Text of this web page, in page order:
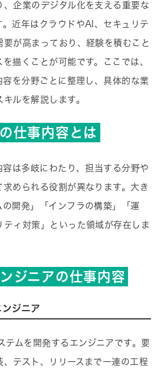
、企業のデジタル化を支える重要な
。近年はクラウドやAI、セキュリテ
要が高まっており、経験を積むこと
描くことが可能です。ここでは、
容を分野ごとに整理し、具体的な業
ルを解説します。
仕事内容とは
容は多岐にわたり、担当する分野や
求められる役割が異なります。大き
の開発」「インフラの構築」「運
ティ対策」といった領域が存在しま
ジニアの仕事内容
ジニア
テムを開発するエンジニアです。要
テスト、リリースまで一連の工程